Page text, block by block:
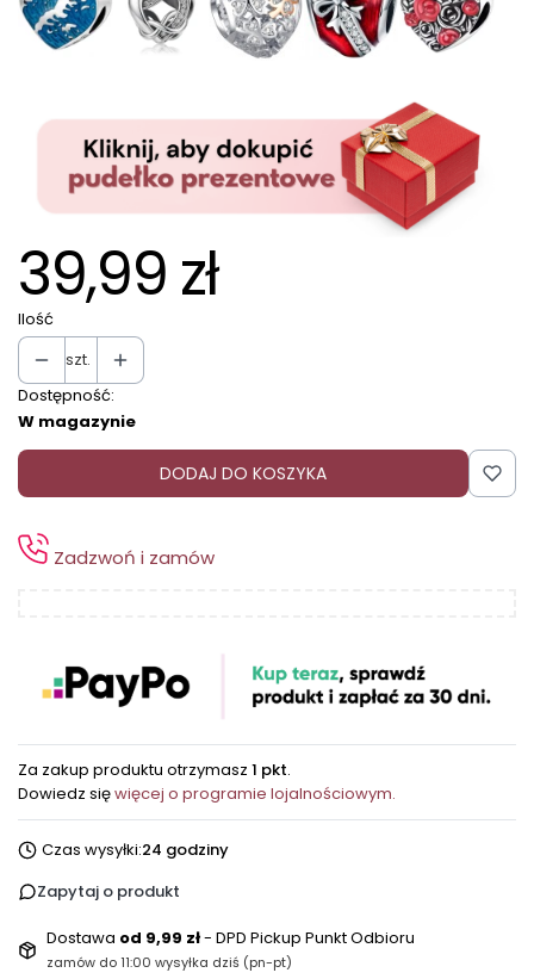
39,99 zł
Ilość
szt.
Dostępność:
W magazynie
DODAJ DO KOSZYKA
Zadzwoń i zamów
Za zakup produktu otrzymasz 1 pkt.
Dowiedz sięwięcej o programie lojalnościowym.
Czas wysyłki:24 godziny
Zapytaj o produkt
Dostawa od 9,99 zł- DPD Pickup Punkt Odbioru
zamów do 11:00 wysyłka dziś (pn-pt)